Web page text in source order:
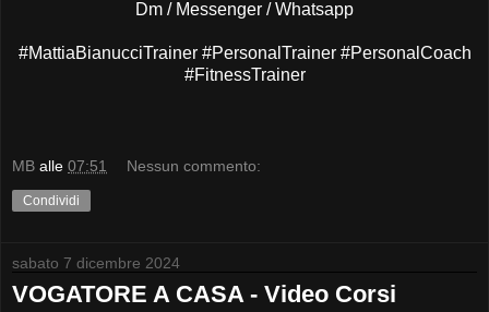
Dm / Messenger / Whatsapp
#MattiaBianucciTrainer #PersonalTrainer #PersonalCoach
#FitnessTrainer
MB alle 07:51 Nessun commento:
Condividi
sabato 7 dicembre 2024
VOGATORE A CASA - Video Corsi